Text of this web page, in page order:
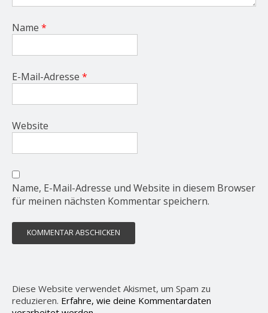
Name *
E-Mail-Adresse *
Website
Name, E-Mail-Adresse und Website in diesem Browser
für meinen nächsten Kommentar speichern.
Diese Website verwendet Akismet, um Spam zu
reduzieren. Erfahre, wie deine Kommentardaten